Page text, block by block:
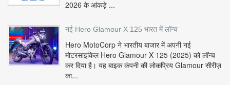
2026 के आंकड़े ...
नई Hero Glamour X 125 भारत में लॉन्च
Hero MotoCorp ने भारतीय बाजार में अपनी नई
मोटरसाइकिल Hero Glamour X 125 (2025) को लॉन्च
कर दिया है। यह बाइक कंपनी की लोकप्रिय Glamour सीरीज़
का...